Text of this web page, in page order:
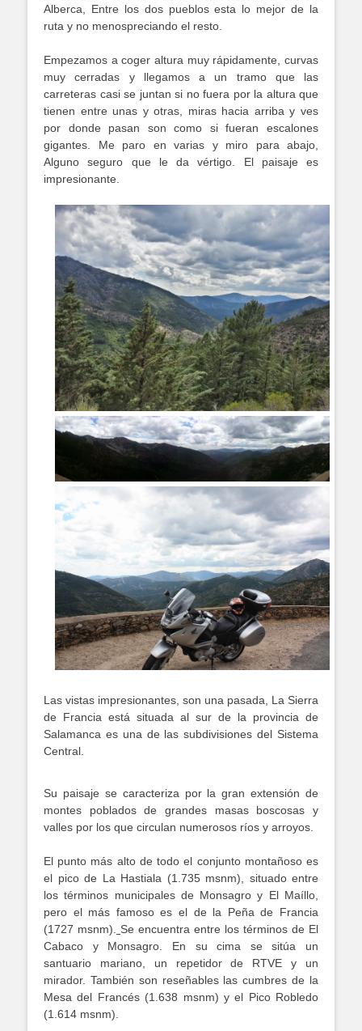
Alberca, Entre los dos pueblos esta lo mejor de la
ruta y no menospreciando el resto.
Empezamos a coger altura muy rápidamente, curvas
muy cerradas y llegamos a un tramo que las
carreteras casi se juntan si no fuera por la altura que
tienen entre unas y otras, miras hacia arriba y ves
por donde pasan son como si fueran escalones
gigantes. Me paro en varias y miro para abajo,
Alguno seguro que le da vértigo. El paisaje es
impresionante.
Las vistas impresionantes, son una pasada, La Sierra
de Francia está situada al sur de la provincia de
Salamanca es una de las subdivisiones del Sistema
Central.
Su paisaje se caracteriza por la gran extensión de
montes poblados de grandes masas boscosas y
valles por los que circulan numerosos ríos y arroyos.
El punto más alto de todo el conjunto montañoso es
el pico de La Hastiala (1.735 msnm), situado entre
los términos municipales de Monsagro y El Maíllo,
pero el más famoso es el de la Peña de Francia
(1727 msnm).
Se encuentra entre los términos de El
Cabaco y Monsagro. En su cima se sitúa un
santuario mariano, un repetidor de RTVE y un
mirador. También son reseñables las cumbres de la
Mesa del Francés (1.638 msnm) y el Pico Robledo
(1.614 msnm).